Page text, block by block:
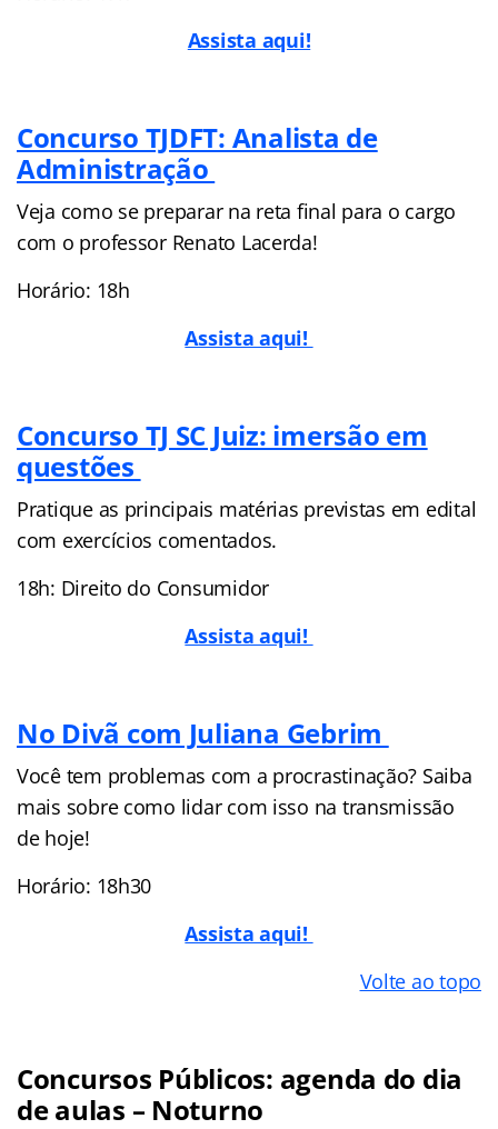
Assista aqui!
Concurso TJDFT: Analista de
Administração
Veja como se preparar na reta final para o cargo
com o professor Renato Lacerda!
Horário: 18h
Assista aqui!
Concurso TJ SC Juiz: imersão em
questões
Pratique as principais matérias previstas em edital
com exercícios comentados.
18h: Direito do Consumidor
Assista aqui!
No Divã com Juliana Gebrim
Você tem problemas com a procrastinação? Saiba
mais sobre como lidar com isso na transmissão
de hoje!
Horário: 18h30
Assista aqui!
Volte ao topo
Concursos Públicos: agenda do dia
de aulas – Noturno